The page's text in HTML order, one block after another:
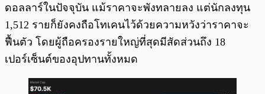
ดอลลาร์ในปัจจุบัน แม้ราคาจะพังทลายลง แต่นักลงทุน
1,512 รายก็ยังคงถือโทเคนไว้ด้วยความหวังว่าราคาจะ
ฟื้นตัว โดยผู้ถือครองรายใหญ่ที่สุดมีสัดส่วนถึง 18
เปอร์เซ็นต์ของอุปทานทั้งหมด